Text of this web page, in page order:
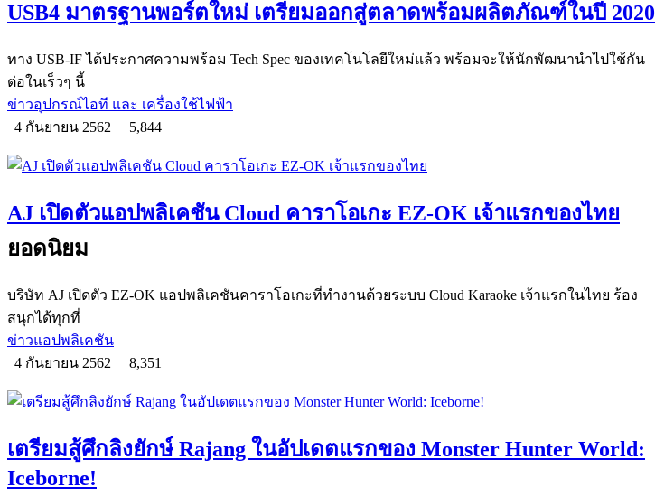
USB4 มาตรฐานพอร์ตใหม่ เตรียมออกสู่ตลาดพร้อมผลิตภัณฑ์ในปี 2020
ทาง USB-IF ได้ประกาศความพร้อม Tech Spec ของเทคโนโลยีใหม่แล้ว พร้อมจะให้นักพัฒนานำไปใช้กัน
ต่อในเร็วๆ นี้
ข่าวอุปกรณ์ไอที และ เครื่องใช้ไฟฟ้า
4 กันยายน 2562
5,844
AJ เปิดตัวแอปพลิเคชัน Cloud คาราโอเกะ EZ-OK เจ้าแรกของไทย
ยอดนิยม
บริษัท AJ เปิดตัว EZ-OK แอปพลิเคชันคาราโอเกะที่ทำงานด้วยระบบ Cloud Karaoke เจ้าแรกในไทย ร้อง
สนุกได้ทุกที่
ข่าวแอปพลิเคชัน
4 กันยายน 2562
8,351
เตรียมสู้ศึกลิงยักษ์ Rajang ในอัปเดตแรกของ Monster Hunter World:
Iceborne!